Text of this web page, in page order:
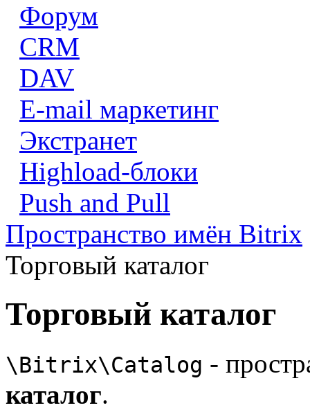
Форум
CRM
DAV
E-mail маркетинг
Экстранет
Highload-блоки
Push and Pull
Пространство имён Bitrix
Торговый каталог
Торговый каталог
\Bitrix\Catalog -
каталог.